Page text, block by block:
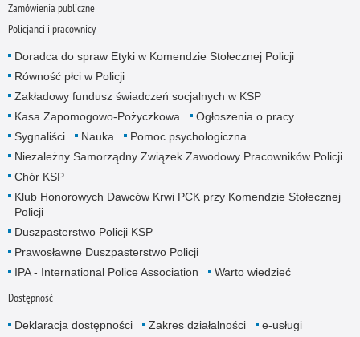
Zamówienia publiczne
Policjanci i pracownicy
Doradca do spraw Etyki w Komendzie Stołecznej Policji
Równość płci w Policji
Zakładowy fundusz świadczeń socjalnych w KSP
Kasa Zapomogowo-Pożyczkowa
Ogłoszenia o pracy
Sygnaliści
Nauka
Pomoc psychologiczna
Niezależny Samorządny Związek Zawodowy Pracowników Policji
Chór KSP
Klub Honorowych Dawców Krwi PCK przy Komendzie Stołecznej
Policji
Duszpasterstwo Policji KSP
Prawosławne Duszpasterstwo Policji
IPA - International Police Association
Warto wiedzieć
Dostępność
Deklaracja dostępności Zakres działalności
e-usługi